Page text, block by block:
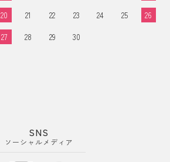
20
21 22 23 24 25
26
27
28 29 30
SNS
ソーシャルメディア